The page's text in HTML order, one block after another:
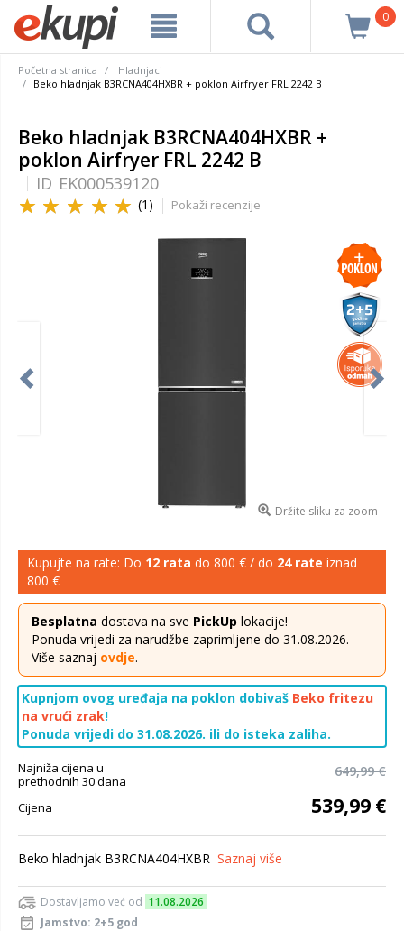
0
Početna stranica
Hladnjaci
Beko hladnjak B3RCNA404HXBR + poklon Airfryer FRL 2242 B
Beko hladnjak B3RCNA404HXBR +
poklon Airfryer FRL 2242 B
ID EK000539120
(1) Pokaži recenzije
Držite sliku za zoom
Kupujte na rate: Do 12 rata do 800 € / do 24 rate iznad
800 €
Besplatna dostava na sve PickUp lokacije!
Ponuda vrijedi za narudžbe zaprimljene do 31.08.2026.
Više saznaj ovdje.
Kupnjom ovog uređaja na poklon dobivaš Beko fritezu
na vrući zrak!
Ponuda vrijedi do 31.08.2026. ili do isteka zaliha.
Najniža cijena u
prethodnih 30 dana
649,99 €
Cijena 539,99 €
Beko hladnjak B3RCNA404HXBR Saznaj više
Dostavljamo već od 11.08.2026
Jamstvo: 2+5 god